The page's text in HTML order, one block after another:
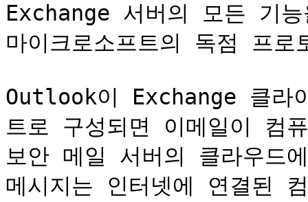
Exchange 서버의 모든 기
마이크로소프트의 독점 프
Outlook이 Exchange 클라
트로 구성되면 이메일이 컴
보안 메일 서버의 클라우드
메시지는 인터넷에 연결된